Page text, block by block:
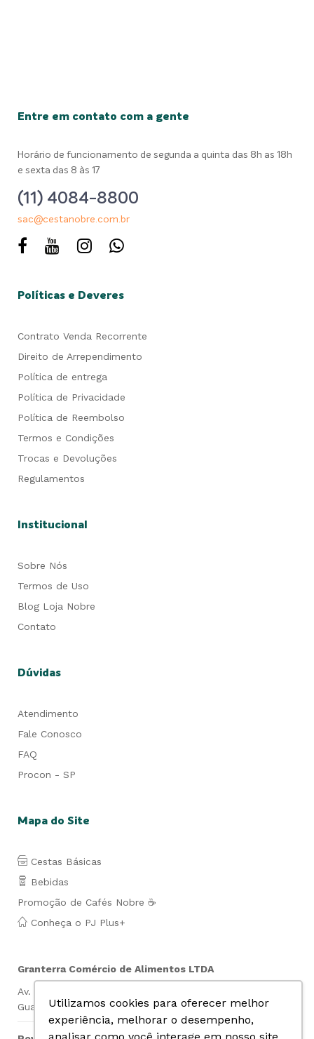
Utilizamos cookies para oferecer melhor
experiência, melhorar o desempenho,
Entre em contato com a gente
Horário de funcionamento de segunda a quinta das 8h as 18h
e sexta das 8 às 17
(11) 4084-8800
sac@cestanobre.com.br
Políticas e Deveres
Contrato Venda Recorrente
Direito de Arrependimento
Política de entrega
Política de Privacidade
Política de Reembolso
Termos e Condições
Trocas e Devoluções
Regulamentos
Institucional
Sobre Nós
Termos de Uso
Blog Loja Nobre
Contato
Dúvidas
Atendimento
Fale Conosco
FAQ
Procon - SP
Mapa do Site
Cestas Básicas
Bebidas
Promoção de Cafés Nobre ☕
Conheça o PJ Plus+
Granterra Comércio de Alimentos LTDA
Av. Lauro de Gusmão Silveira, 849- Jd. São Geraldo-
Guarulhos- SP Cep: 07140-010 CNPJ: 07.019.669/0001-74